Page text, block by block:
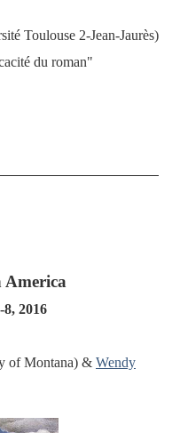
Toulouse 2-Jean-Jaurès)
du roman"
America
2016
of Montana) & Wendy